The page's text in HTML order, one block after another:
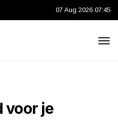
07 Aug 2026 07:45
voor je